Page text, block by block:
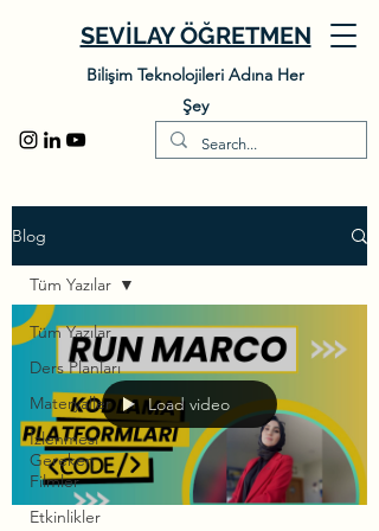
SEVİLAY ÖĞRETMEN
Bilişim Teknolojileri Adına Her
Şey
Blog
Tüm Yazılar
Ders Planları
Materyaller
İzlenmesi
Gereken
Filmler
Etkinlikler
Tüm Yazılar
Load video